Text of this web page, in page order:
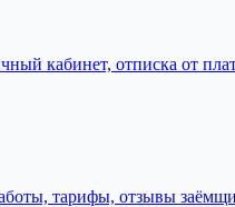
кабинет, отписка от
тарифы, отзывы